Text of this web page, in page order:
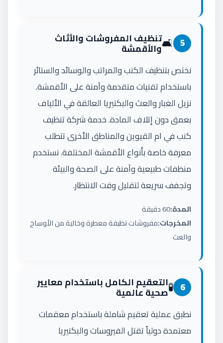
5
🛋️تنظيف المفروشات والأثاث
والأقمشة
نختص بتنظيف الكنب والمراتب والوسائد والستائر
باستخدام تقنيات متقدمة وآمنة على الأقمشة.
نزيل الغبار والعث والبكتيريا العالقة في الألياف
بعمق دون إتلاف المادة. خدمة شركة تنظيف
كنب في ام القيوين والمناطق الأخرى تتطلب
معرفة خاصة بأنواع الأقمشة المختلفة. نستخدم
منظفات طبيعية وآمنة على الصحة والبيئة
وتجفف سريعة لتقليل وقت الانتظار.
المدة:60 دقيقة
المخرجات:مفروشات نظيفة معطرة وخالية من الأوساخ
والعث
6
🧪التعقيم الكامل باستخدام معايير
صحية عالمية
نطبق عملية تعقيم شاملة باستخدام معقمات
معتمدة دولياً تقتل الفيروسات والبكتيريا